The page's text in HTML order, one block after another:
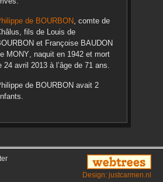
de BOURBON, comte de
fils de Louis de
et FrançoiseBAUDON
MONY, naquit en 1942et mort
24 avril 2013à l’âge de 71 ans.
de BOURBON avait 2
Design: justcarmen.nl